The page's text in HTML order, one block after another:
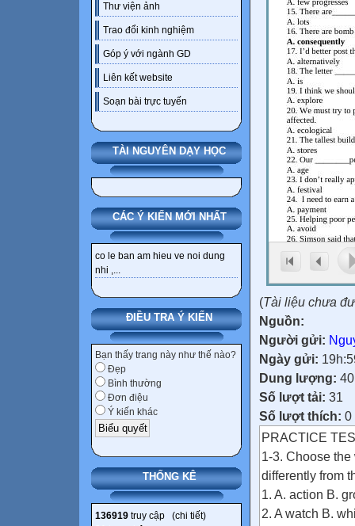
Thư viện ảnh
Trao đổi kinh nghiệm
Góp ý với ngành GD
Liên kết website
Soạn bài trực tuyến
TÀI NGUYÊN DẠY HỌC
CÁC Ý KIẾN MỚI NHẤT
co le ban am hieu ve noi dung
nhi ,...
ĐIỀU TRA Ý KIẾN
Bạn thấy trang này như thế nào?
Đẹp
Bình thường
Đơn điệu
Ý kiến khác
THỐNG KÊ
136919 truy cập (chi tiết)
(Tài liệu chưa
Nguồn:
Người gửi:
Ngày gửi:
Dung lượng:
Số lượt tải: 31
Số lượt thích: 0
PRACTICE
1-3. Choose
differently from
1. A. action B.
2. A watch B.